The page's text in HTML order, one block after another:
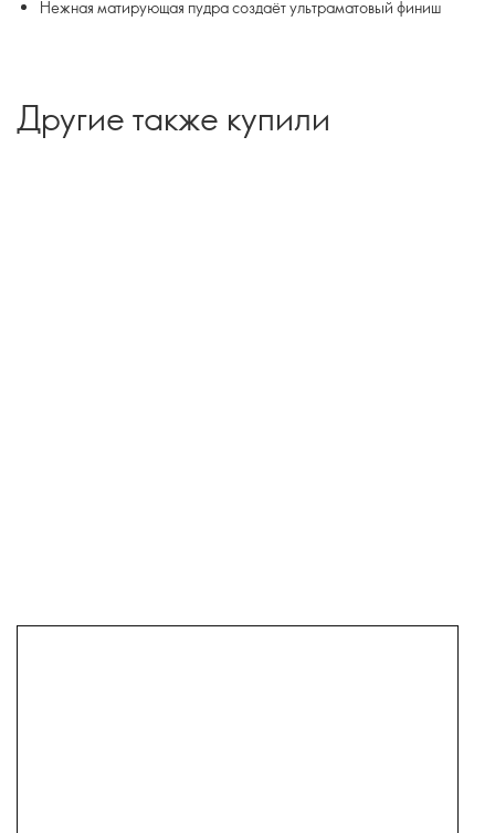
Нежная матирующая пудра создаёт ультраматовый финиш
Другие также купили